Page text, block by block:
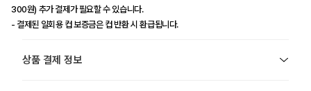
300원) 추가 결제가 필요할 수 있습니다.
- 결제된 일회용 컵 보증금은 컵 반환 시 환급됩니다.
상품 결제 정보